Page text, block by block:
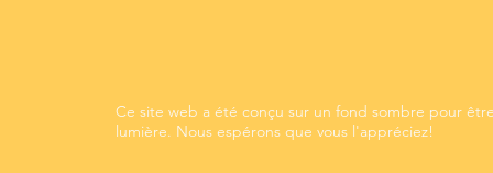
Ce site web a été conçu sur un fond sombre pour
lumière. Nous espérons que vous l'appréciez!